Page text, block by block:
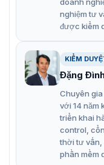
Thiết kế bàn
Kết nối linh hoạt.
nghiệm tư
được kiểm
KIỂM
Đặng
Chuyên
với 14 năm
triển khai
control,
thời tư vấn,
phần mềm